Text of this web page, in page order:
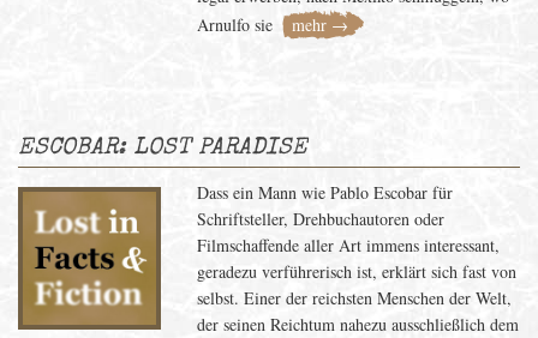
Arnulfo sie
mehr →
ESCOBAR: LOST PARADISE
Dass ein Mann wie Pablo Escobar für
Schriftsteller, Drehbuchautoren oder
Filmschaffende aller Art immens interessant,
geradezu verführerisch ist, erklärt sich fast von
selbst. Einer der reichsten Menschen der Welt,
der seinen Reichtum nahezu ausschließlich dem